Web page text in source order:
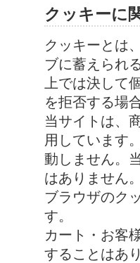
クッキーに
クッキーとは
ブに蓄えられ
上では決して
を拒否する場
当サイトは、
用しています
動しません。
はありません
ブラウザのク
す。
カート・お客
することはあ